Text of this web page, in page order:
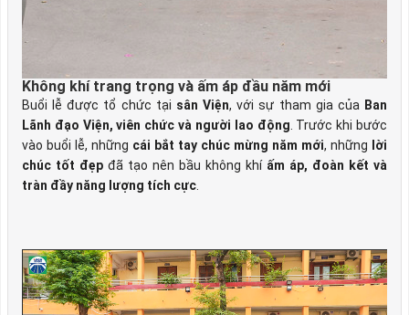
Không khí trang trọng và ấm áp đầu năm mới
Buổi lễ được tổ chức tại sân Viện, với sự tham gia của Ban
Lãnh đạo Viện, viên chức và người lao động . Trước khi bước
vào buổi lễ, những cái bắt tay chúc mừng năm mới, những
lời
chúc tốt đẹp đã tạo nên bầu không khí ấm áp, đoàn kết và
tràn đầy năng lượng tích cực